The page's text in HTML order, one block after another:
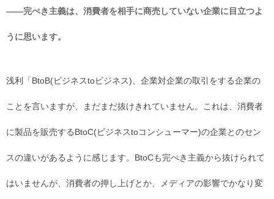
――完ぺき主義は、消費者を相手に商売していない企業に目立つよ
うに思います。
浅利「BtoB(ビジネスtoビジネス)、企業対企業の取引をする企業の
ことを言いますが、まだまだ抜けきれていません。これは、消費者
に製品を販売するBtoC(ビジネスtoコンシューマー)の企業とのセン
スの違いがあるように感じます。BtoCも完ぺき主義から抜けられて
はいませんが、消費者の押し上げとか、メディアの影響でかなり変